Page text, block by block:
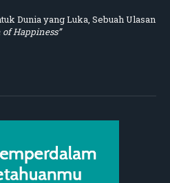
Dunia yang Luka, Sebuah Ulasan
of Happiness”